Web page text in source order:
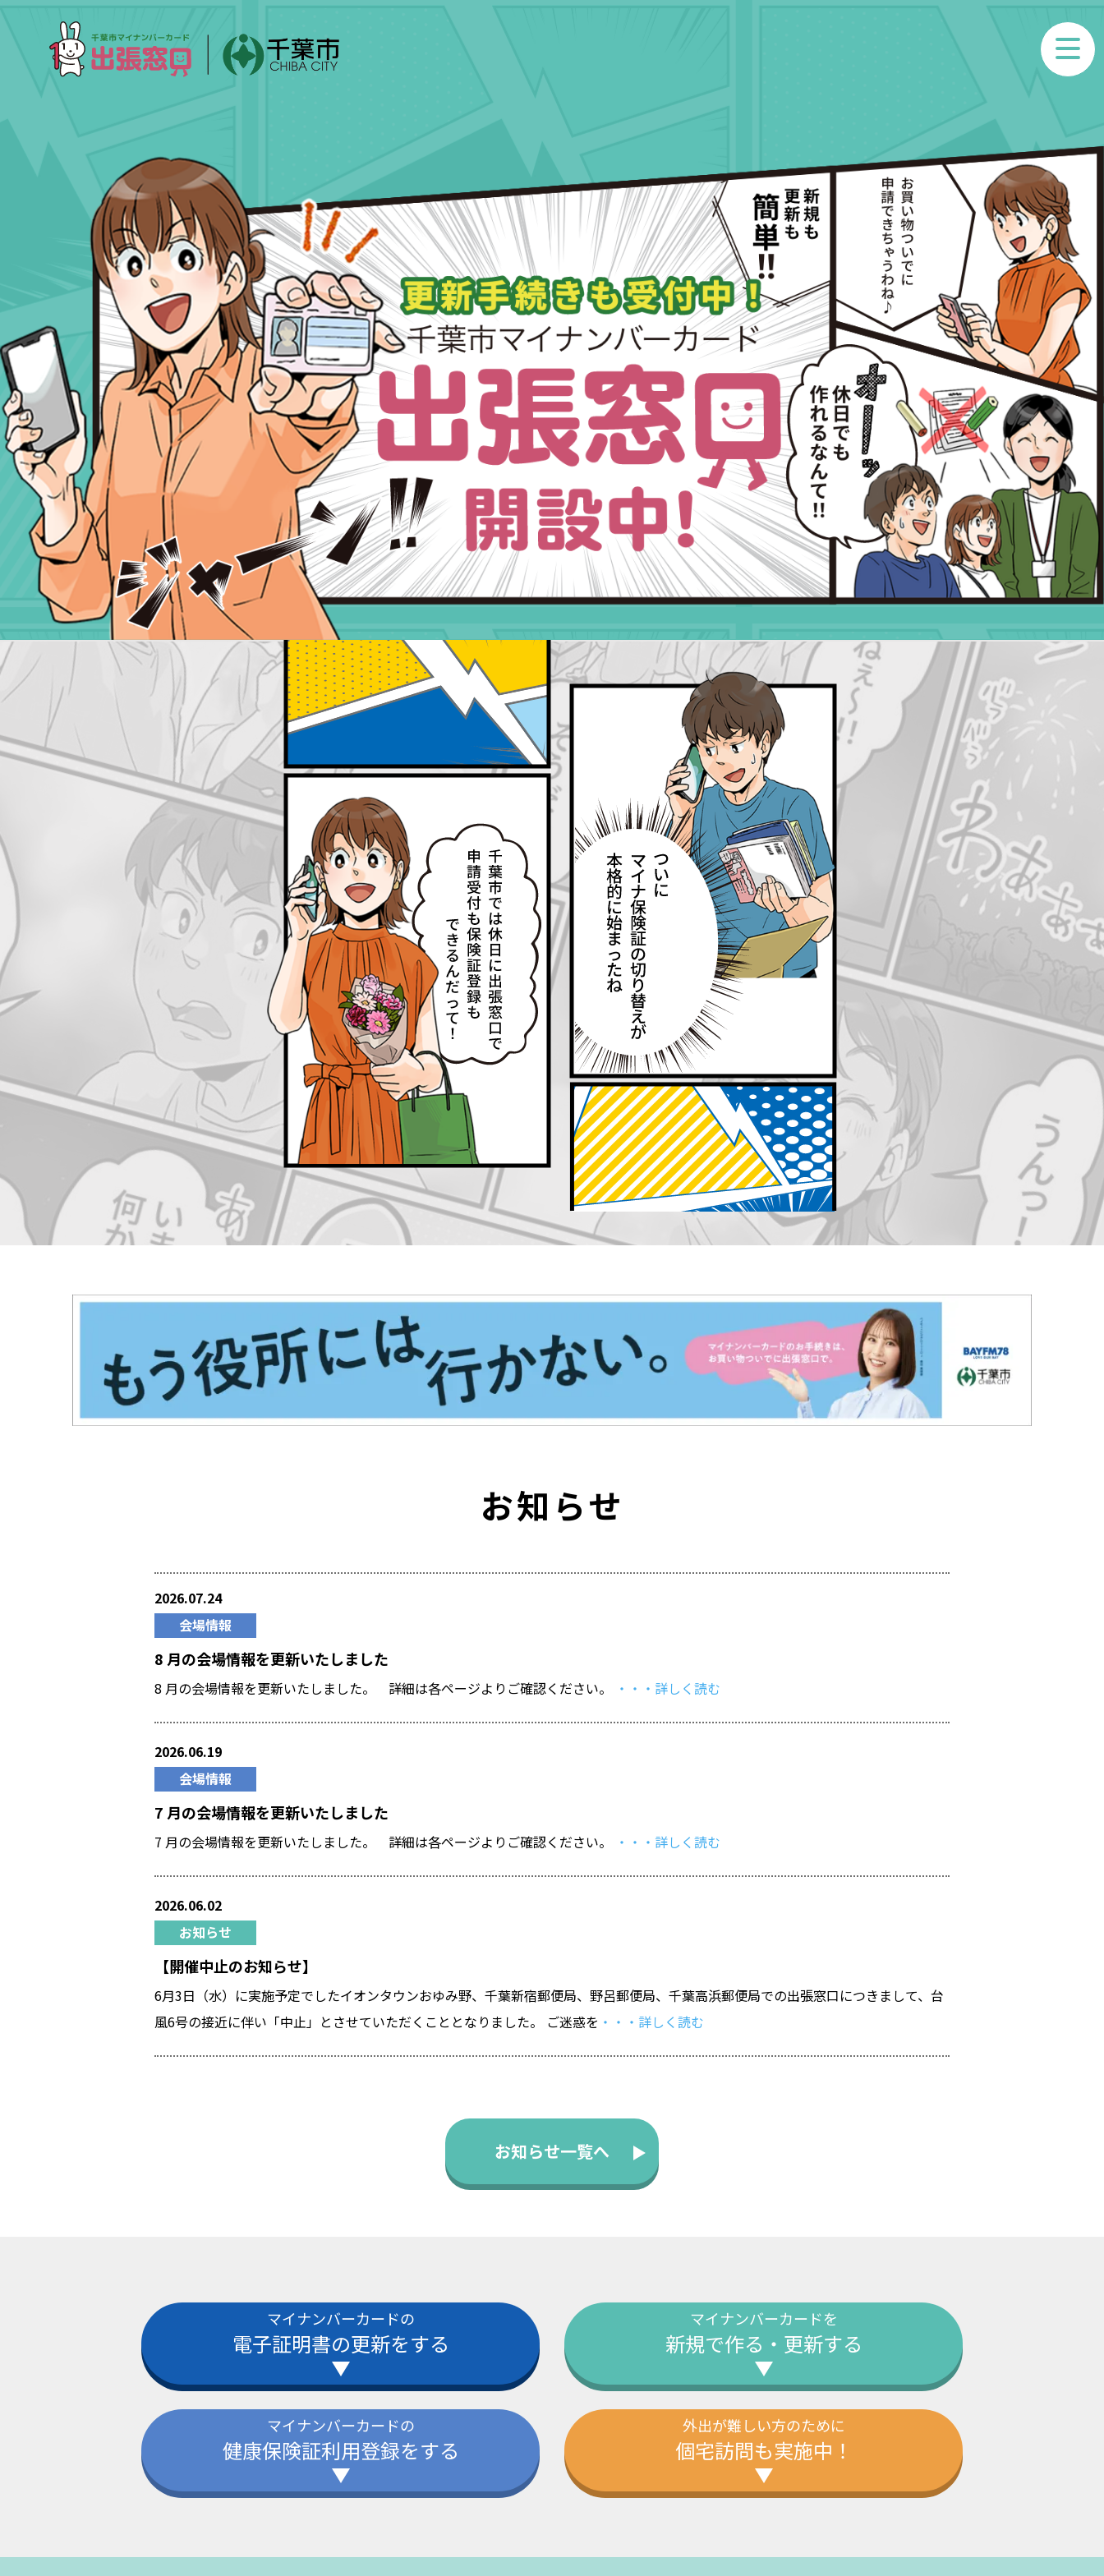
お知らせ
2026.07.24
会場情報
8 月の会場情報を更新いたしました
8 月の会場情報を更新いたしました。 詳細は各ページよりご確認ください。 ・・・詳しく読む
2026.06.19
会場情報
7 月の会場情報を更新いたしました
7 月の会場情報を更新いたしました。 詳細は各ページよりご確認ください。 ・・・詳しく読む
2026.06.02
お知らせ
【開催中止のお知らせ】
6月3日（水）に実施予定でしたイオンタウンおゆみ野、千葉新宿郵便局、野呂郵便局、千葉高浜郵便局での出張窓口につきまして、台
風6号の接近に伴い「中止」とさせていただくこととなりました。 ご迷惑を ・・・詳しく読む
お知らせ一覧へ
マイナンバーカードの
電子証明書の更新をする
マイナンバーカードを
新規で作る・更新する
マイナンバーカードの
健康保険証利用登録をする
外出が難しい方のために
個宅訪問も実施中！